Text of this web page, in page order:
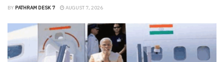
BY PATHRAM DESK 7 AUGUST 7, 2026